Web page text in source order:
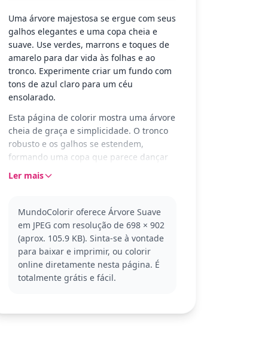
Uma árvore majestosa se ergue com seus
galhos elegantes e uma copa cheia e
suave. Use verdes, marrons e toques de
amarelo para dar vida às folhas e ao
tronco. Experimente criar um fundo com
tons de azul claro para um céu
ensolarado.
Esta página de colorir mostra uma árvore
cheia de graça e simplicidade. O tronco
robusto e os galhos se estendem,
formando uma copa que parece dançar
ao vento. O cenário é perfeito para
realista.
Parte da categoria Árvore, esta imagem é
ideal para aqueles que amam a
natureza. A árvore pode lembrar as
vistas de um parque ou floresta,
tornando-a uma ótima escolha para
Ler mais
MundoColorir oferece Árvore Suave
em JPEG com resolução de 698 × 902
(aprox. 105.9 KB). Sinta-se à vontade
para baixar e imprimir, ou colorir
online diretamente nesta página. É
totalmente grátis e fácil.